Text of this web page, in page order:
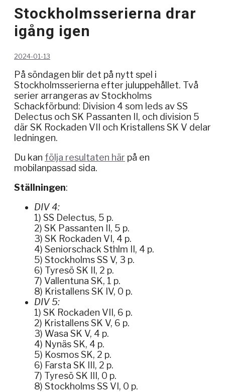
Stockholmsserierna drar
igång igen
2024-01-13
På söndagen blir det på nytt spel i
Stockholmsserierna efter juluppehållet. Två
serier arrangeras av Stockholms
Schackförbund: Division 4 som leds av SS
Delectus och SK Passanten II, och division 5
där SK Rockaden VII och Kristallens SK V delar
ledningen.
Du kan följa resultaten här på en
mobilanpassad sida.
Ställningen:
DIV 4:
1) SS Delectus, 5 p.
2) SK Passanten II, 5 p.
3) SK Rockaden VI, 4 p.
4) Seniorschack Sthlm II, 4 p.
5) Stockholms SS V, 3 p.
6) Tyresö SK II, 2 p.
7) Vallentuna SK, 1 p.
8) Kristallens SK IV, 0 p.
DIV 5:
1) SK Rockaden VII, 6 p.
2) Kristallens SK V, 6 p.
3) Wasa SK V, 4 p.
4) Nynäs SK, 4 p.
5) Kosmos SK, 2 p.
6) Farsta SK III, 2 p.
7) Tyresö SK III, 0 p.
8) Stockholms SS VI, 0 p.